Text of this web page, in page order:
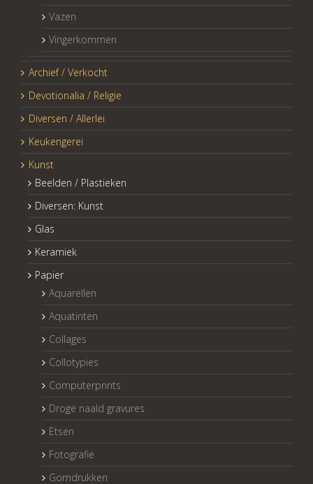
Vazen
Vingerkommen
Archief / Verkocht
Devotionalia / Religie
Diversen / Allerlei
Keukengerei
Kunst
Beelden / Plastieken
Diversen: Kunst
Glas
Keramiek
Papier
Aquarellen
Aquatinten
Collages
Collotypies
Computerprints
Droge naald gravures
Etsen
Fotografie
Gomdrukken